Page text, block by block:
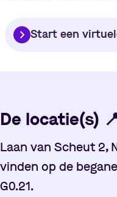
Start een
De locatie(s)
Laan van Scheut 2,
vinden op de
G0.21.